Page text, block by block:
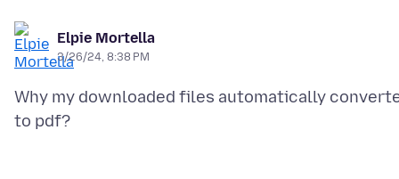
Elpie Mortella
3/26/24, 8:38 PM
Why my downloaded files automatically